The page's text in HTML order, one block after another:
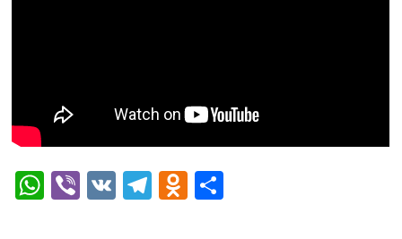
WhatsApp
Viber
VK Telegram
Odnoklassniki